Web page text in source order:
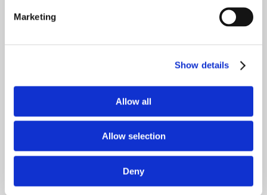
Marketing
Show details
Allow all
Allow selection
Deny
ziemi. Lourdes.
Objawienia, uzdrowienia,
nawrócenia
tomy 1 - 5 w cenie 329 zł